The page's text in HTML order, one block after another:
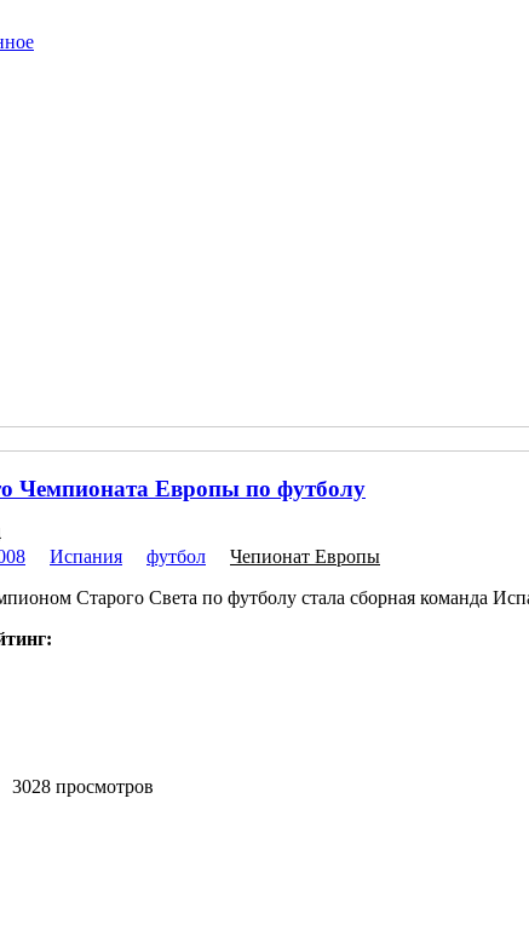
Чемпионата Европы по футболу
Испания футбол
Чепионат Европы
Старого Света по футболу стала сборная команда
3028 просмотров